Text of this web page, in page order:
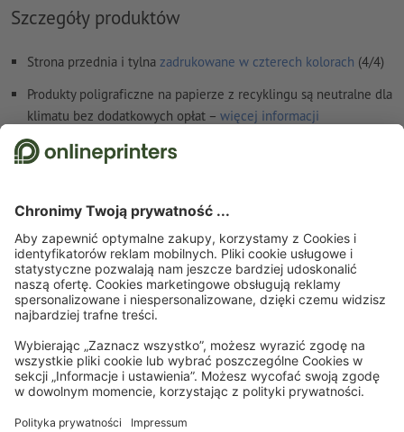
Szczegóły produktów
Strona przednia i tylna zadrukowane w czterech kolorach (4/4)
Produkty poligraficzne na papierze z recyklingu są neutralne dla
klimatu bez dodatkowych opłat – więcej informacji
Strona startowa Kartki Karty autograf Karty autograf, A7
O nas
Zapisz się do newslettera i zapewnij sobie 15% rabatu